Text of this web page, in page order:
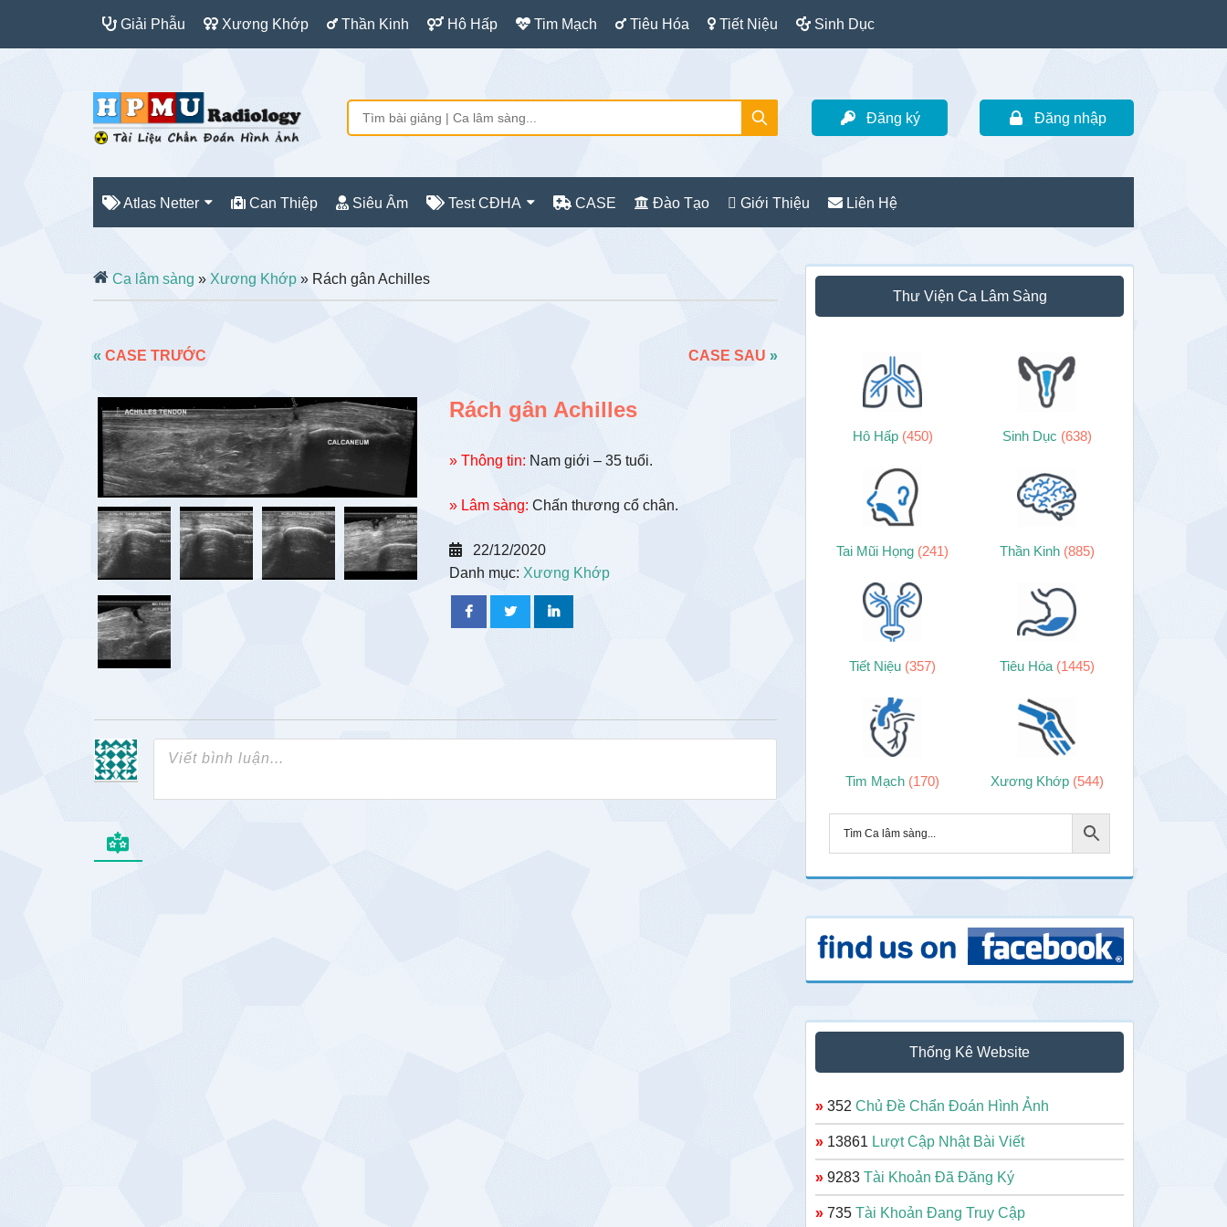
Giải Phẫu Xương Khớp Thần Kinh Hô Hấp Tim Mạch Tiêu Hóa Tiết Niệu Sinh Dục
Đăng ký Đăng nhập
Atlas Netter Can Thiệp Siêu Âm Test CĐHA CASE Đào Tạo Giới Thiệu Liên Hệ
Ca lâm sàng » Xương Khớp » Rách gân Achilles
« CASE TRƯỚC CASE SAU »
Rách gân Achilles
» Thông tin: Nam giới – 35 tuổi.
» Lâm sàng: Chấn thương cổ chân.
22/12/2020
Danh mục: Xương Khớp
Sidebar
chính
Thư Viện Ca Lâm Sàng
Hô Hấp (450) Sinh Dục (638)
Tai Mũi Họng (241) Thần Kinh (885)
Tiết Niệu (357) Tiêu Hóa (1445)
Tim Mạch (170) Xương Khớp (544)
Thống Kê Website
» 352 Chủ Đề Chẩn Đoán Hình Ảnh
» 13861 Lượt Cập Nhật Bài Viết
» 9283 Tài Khoản Đã Đăng Ký
» 735 Tài Khoản Đang Truy Cập